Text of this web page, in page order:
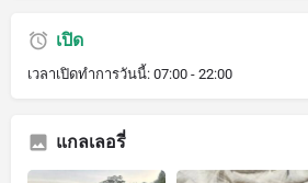
เปิด
เวลาเปิดทำการวันนี้: 07:00 - 22:00
แกลเลอรี่